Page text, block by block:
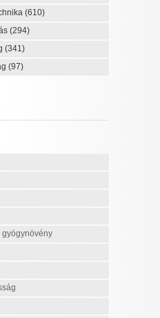
(610)
(294)
(341)
(97)
gyógynövény